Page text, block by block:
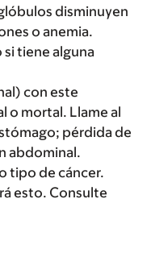
disminuyen
o anemia.
tiene alguna
con este
o mortal. Llame al
pérdida de
abdominal.
tipo de cáncer.
esto. Consulte